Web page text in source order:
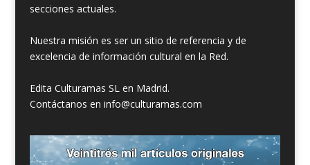
secciones actuales.
Nuestra misión es ser un sitio de referencia y de
excelencia de información cultural en la Red.
Edita Culturamas SL en Madrid.
Contáctanos en info@culturamas.com